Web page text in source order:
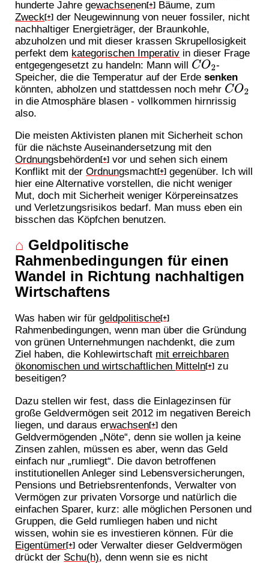
hunderte Jahre gewachsenen[+] Bäume, zum
Zweck[+] der Neugewinnung von neuer fossiler, nicht
nachhaltiger Energieträger, der Braunkohle,
abzuholzen und mit dieser krassen Skrupellosigkeit
perfekt dem kategorischen Imperativ in dieser Frage
entgegengesetzt zu handeln: Mann will CO2 -
Speicher, die die Temperatur auf der Erdesenken
könnten, abholzen und stattdessen noch mehr CO2
in die Atmosphäre blasen - vollkommen hirnrissig
also.
Die meisten Aktivisten planen mit Sicherheit schon
für die nächste Auseinandersetzung mit den
Ordnungsbehörden[+] vor und sehen sich einem
Konflikt mit derOrdnungsmacht[+] gegenüber. Ich will
hier eine Alternative vorstellen, die nicht weniger
Mut, doch mit Sicherheit weniger Körpereinsatzes
und Verletzungsrisikos bedarf. Man muss eben ein
bisschen das Köpfchen benutzen.
⌂ Geldpolitische
Rahmenbedingungen für einen
Wandel in Richtung nachhaltigen
Wirtschaftens
Was haben wir fürgeldpolitische[+]
Rahmenbedingungen, wenn man über die Gründung
von grünen Unternehmungen nachdenkt, die zum
Ziel haben, die Kohlewirtschaft mit erreichbaren
ökonomischen und wirtschaftlichen Mitteln[+] zu
beseitigen?
Dazu stellen wir fest, dass die Einlagezinsen für
große Geldvermögen seit 2012 im negativen Bereich
liegen, und daraus erwachsen[+] den
Geldvermögenden „Nöte“, denn sie wollen ja keine
Zinsen zahlen, müssen es aber, wenn das Geld
einfach nur „rumliegt“. Die davon betroffenen
institutionellen Anleger sind Lebensversicherungen,
Pensions und Betriebsrentenfonds, Verwalter von
Vermögen zur privaten Vorsorge und natürlich die
einfachen Sparer, kurz: alle möglichen Personen und
Gruppen, die Geld rumliegen haben und nicht
wissen, wohin sie es investieren können. Für die
Eigentümer[+] oder Verwalter dieser Geldvermögen
drückt der Schu(h), denn wenn sie es nicht